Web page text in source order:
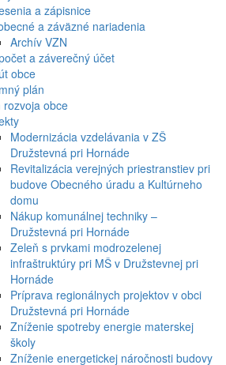
a zápisnice
a záväzné nariadenia
Archív VZN
a záverečný účet
obce
plán
rozvoja obce
Modernizácia vzdelávania v ZŠ
Družstevná pri Hornáde
Revitalizácia verejných priestranstiev pri
budove Obecného úradu a Kultúrneho
domu
Nákup komunálnej techniky –
Družstevná pri Hornáde
Zeleň s prvkami modrozelenej
infraštruktúry pri MŠ v Družstevnej pri
Hornáde
Príprava regionálnych projektov v obci
Družstevná pri Hornáde
Zníženie spotreby energie materskej
školy
Zníženie energetickej náročnosti budovy